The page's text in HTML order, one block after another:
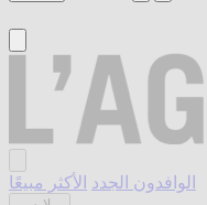
الوافدون الجدد الأكثر مبيعًا